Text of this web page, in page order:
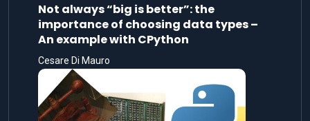
Not always “big is better”: the
importance of choosing data types –
An example with CPython
Cesare Di Mauro